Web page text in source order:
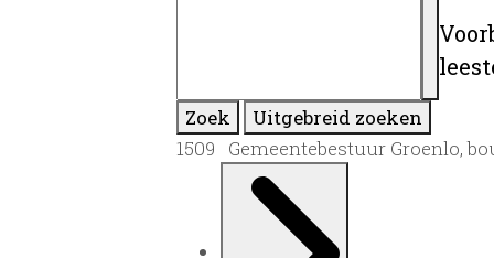
Zoek
Uitgebreid zoeken
1509 Gemeentebestuur Groenlo,